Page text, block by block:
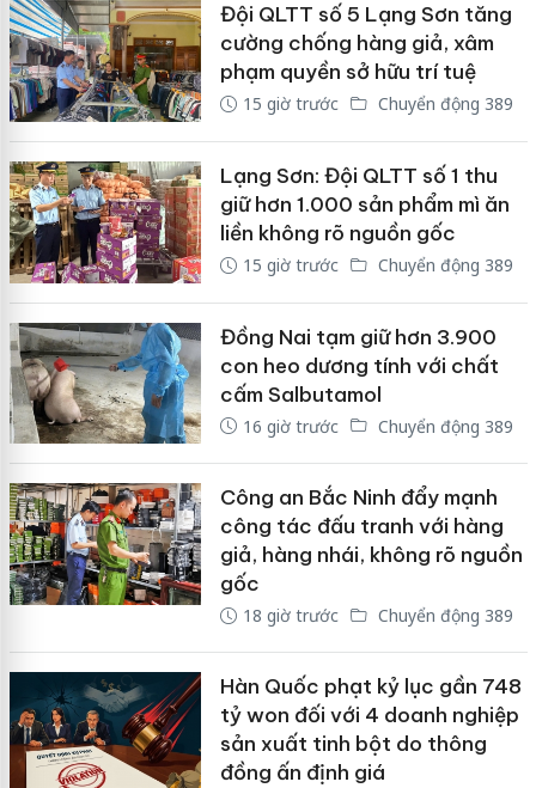
Đội QLTT số 5 Lạng Sơn tăng
cường chống hàng giả, xâm
phạm quyền sở hữu trí tuệ
15 giờ trước Chuyển động 389
Lạng Sơn: Đội QLTT số 1 thu
giữ hơn 1.000 sản phẩm mì ăn
liền không rõ nguồn gốc
15 giờ trước Chuyển động 389
Đồng Nai tạm giữ hơn 3.900
con heo dương tính với chất
cấm Salbutamol
16 giờ trước Chuyển động 389
Công an Bắc Ninh đẩy mạnh
công tác đấu tranh với hàng
giả, hàng nhái, không rõ nguồn
gốc
18 giờ trước Chuyển động 389
Hàn Quốc phạt kỷ lục gần 748
tỷ won đối với 4 doanh nghiệp
sản xuất tinh bột do thông
đồng ấn định giá